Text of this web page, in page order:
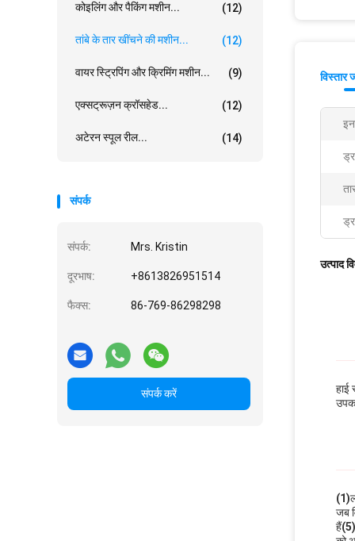
कोइलिंग और पैकिंग मशीन... (12)
तांबे के तार खींचने की मशीन... (12)
वायर स्ट्रिपिंग और क्रिमिंग मशीन... (9)
एक्सट्रूज़न क्रॉसहेड... (12)
अटेरन स्पूल रील... (14)
संपर्क
संपर्क: Mrs. Kristin
दूरभाष: +8613826951514
फैक्स: 86-769-86298298
संपर्क करें
विस्तार
उत्पाद
हाई
(1)
जब
हैं(5)